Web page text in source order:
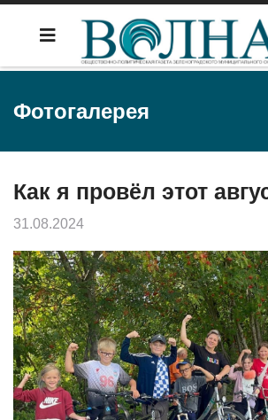
Фотогалерея
Как я провёл этот
31.08.2024